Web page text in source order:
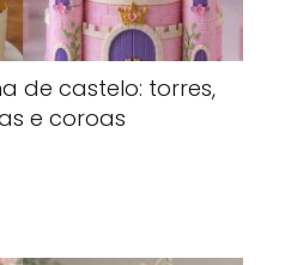
de castelo: torres,
e coroas